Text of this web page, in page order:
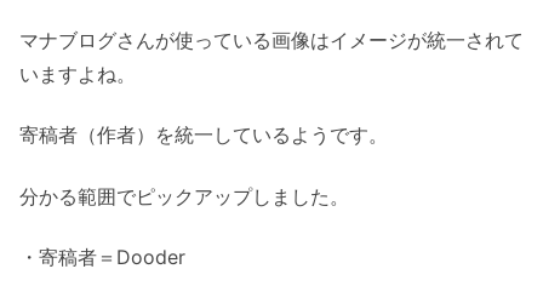
マナブログさんが使っている画像はイメージが統一されて
いますよね。
寄稿者（作者）を統一しているようです。
分かる範囲でピックアップしました。
・寄稿者＝Dooder